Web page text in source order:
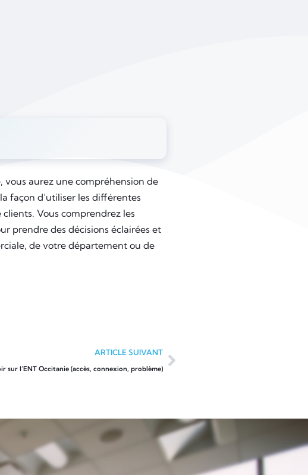
aurez une compréhension de
façon d’utiliser les différentes
Vous comprendrez les
prendre des décisions éclairées et
de votre département ou de
ARTICLE SUIVANT
sur l’ENT Occitanie (accès, connexion, problème)